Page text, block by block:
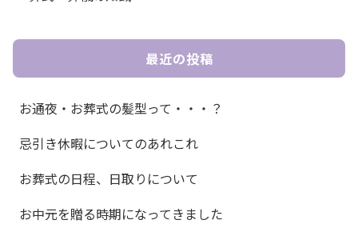
最近の投稿
お通夜・お葬式の髪型って・・・？
忌引き休暇についてのあれこれ
お葬式の日程、日取りについて
お中元を贈る時期になってきました